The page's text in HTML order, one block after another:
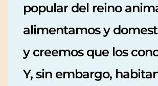
popular del reino
alimentamos y
y creemos que los
Y, sin embargo,